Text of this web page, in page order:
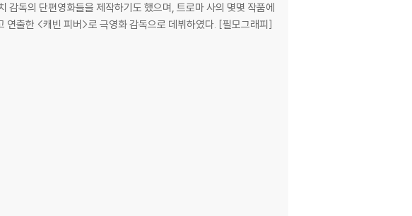
것이다.
플레이어 소프트웨어 최신 버전의 업데이트, 대용량 케이블 사용이
실 경우 미개봉 상태로 문의 부탁드립니다.
캐빈 피버>로 극영화 감독으로 데뷔하였다. [필모그래피]